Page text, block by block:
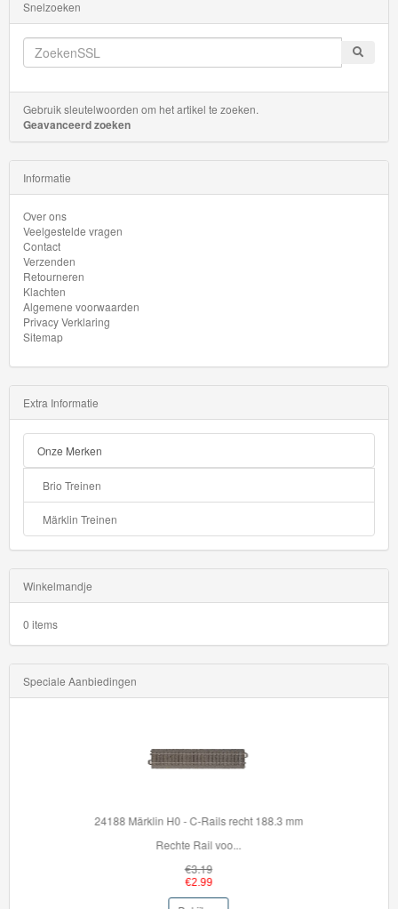
Startsets
Snelzoeken
Gebruik sleutelwoorden om het artikel te zoeken.
Geavanceerd zoeken
Informatie
Over ons
Veelgestelde vragen
Contact
Verzenden
Retourneren
Klachten
Algemene voorwaarden
Privacy Verklaring
Sitemap
Extra Informatie
Onze Merken
Brio Treinen
Märklin Treinen
Winkelmandje
0 items
Speciale Aanbiedingen
36099 Brio Set rails voor beginners